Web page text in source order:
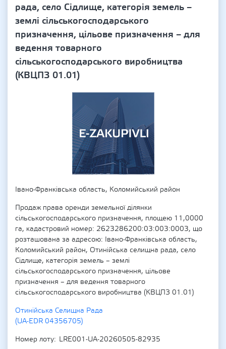
рада, село Сідлище, категорія земель –
землі сільськогосподарського
призначення, цільове призначення – для
ведення товарного
сільськогосподарського виробництва
(КВЦПЗ 01.01)
Івано-Франківська область, Коломийський район
Продаж права оренди земельної ділянки
сільськогосподарського призначення, площею 11,0000
га, кадастровий номер: 2623286200:03:003:0003, що
розташована за адресою: Івано-Франківська область,
Коломийський район, Отинійська селищна рада, село
Сідлище, категорія земель – землі
сільськогосподарського призначення, цільове
призначення – для ведення товарного
сільськогосподарського виробництва (КВЦПЗ 01.01)
Отинійська Селищна Рада
(UA-EDR 04356705)
Номер лоту
LRE001-UA-20260505-82935